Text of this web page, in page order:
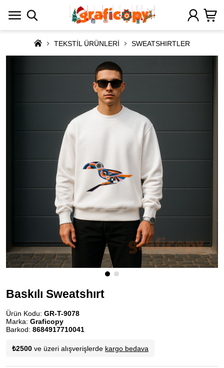
TEKSTİL ÜRÜNLERİ SWEATSHIRTLER
Baskılı Sweatshırt
Ürün Kodu: GR-T-9078
Marka: Graficopy
Barkod: 8684917710041
₺2500 ve üzeri alışverişlerde kargo bedava